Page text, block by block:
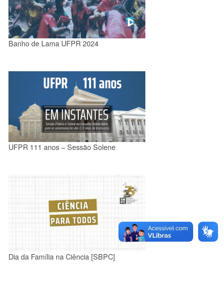
Banho de Lama UFPR 2024
UFPR 111 anos – Sessão Solene
Dia da Família na Ciência [SBPC]